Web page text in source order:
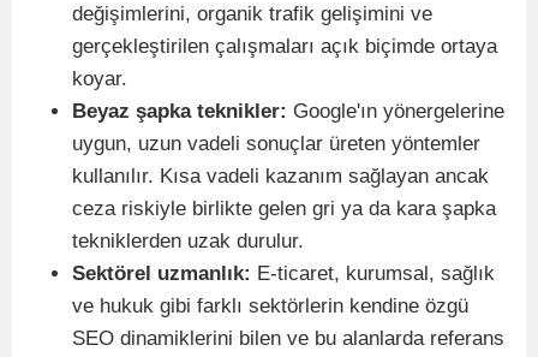
değişimlerini, organik trafik gelişimini ve
gerçekleştirilen çalışmaları açık biçimde ortaya
koyar.
Beyaz şapka teknikler: Google'ın yönergelerine
uygun, uzun vadeli sonuçlar üreten yöntemler
kullanılır. Kısa vadeli kazanım sağlayan ancak
ceza riskiyle birlikte gelen gri ya da kara şapka
tekniklerden uzak durulur.
Sektörel uzmanlık: E-ticaret, kurumsal, sağlık
ve hukuk gibi farklı sektörlerin kendine özgü
SEO dinamiklerini bilen ve bu alanlarda referans